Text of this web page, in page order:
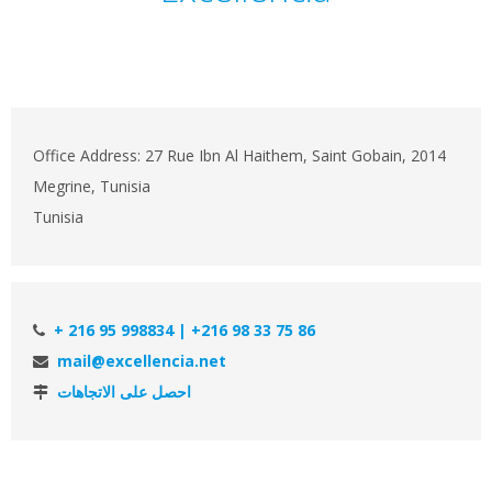
Office Address: 27 Rue Ibn Al Haithem, Saint Gobain, 2014
Megrine, Tunisia
Tunisia
+ 216 95 998834 | +216 98 33 75 86
mail@excellencia.net
احصل على الاتجاهات